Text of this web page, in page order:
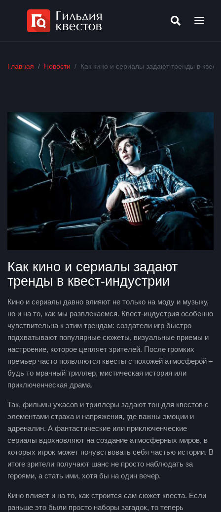
Главная Новости Как кино и сериалы задают тренды в
Как кино и сериалы задают
тренды в квест-индустрии
Кино и сериалы давно влияют не только на моду и музыку,
но и на то, как мы развлекаемся. Квест-индустрия особенно
чувствительна к этим трендам: создатели игр быстро
подхватывают популярные сюжеты, визуальные приемы и
настроение, которое цепляет зрителей. После громких
премьер часто появляются квесты с похожей атмосферой –
будь то мрачный триллер, мистическая история или
приключенческая драма.
Так, фильмы ужасов и триллеры задают тон для квестов с
элементами страха и напряжения, где важны эмоции и
адреналин. А фантастические или приключенческие
сериалы вдохновляют на создание атмосферных миров, в
которых игрок может почувствовать себя частью истории. В
итоге зрители получают шанс не просто наблюдать за
героями, а стать ими, хотя бы на один вечер.
Кино влияет и на то, как строится сам сюжет квеста. Если
раньше это были просто наборы загадок, то теперь